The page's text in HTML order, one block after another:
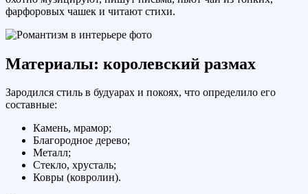
фарфоровых чашек и читают стихи.
Материалы: королевский размах
Зародился стиль в будуарах и покоях, что определило его
составные:
Камень, мрамор;
Благородное дерево;
Металл;
Стекло, хрусталь;
Ковры (ковролин).